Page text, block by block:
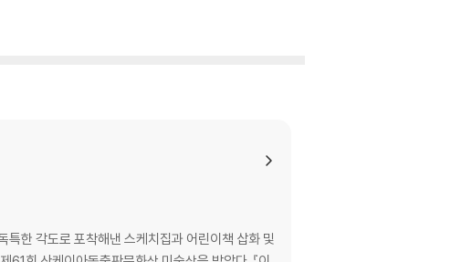
한 각도로 포착해낸 스케치집과 어린이책 삽화 및